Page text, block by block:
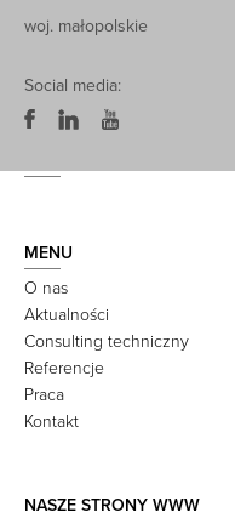
woj. małopolskie
Social media:
MENU
O nas
Aktualności
Consulting techniczny
Referencje
Praca
Kontakt
NASZE STRONY WWW